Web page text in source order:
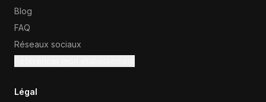
Blog
FAQ
Réseaux sociaux
Légal